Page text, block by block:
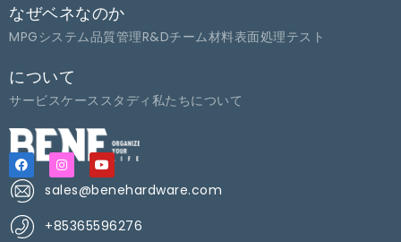
なぜベネなのか
MPGシステム品質管理R&Dチーム材料表面処理テスト
について
サービスケーススタディ 私たちについて
sales@benehardware.com
+85365596276